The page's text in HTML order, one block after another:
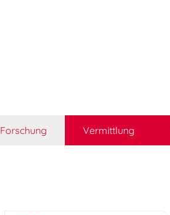
Forschung Vermittlung